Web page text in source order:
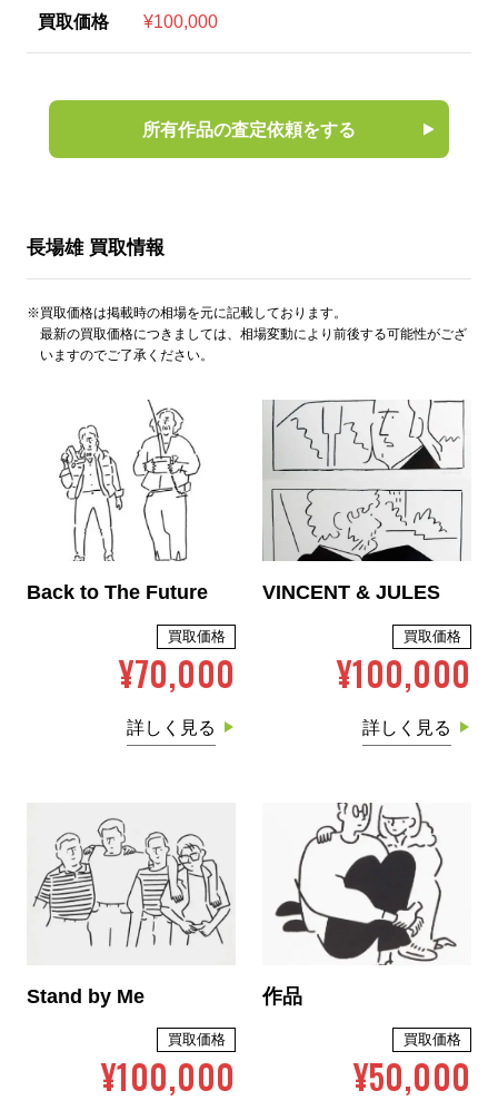
買取価格 ¥100,000
所有作品の査定依頼をする
長場雄 買取情報
※買取価格は掲載時の相場を元に記載しております。
最新の買取価格につきましては、相場変動により前後する可能性がござ
いますのでご了承ください。
Back to The Future
買取価格
¥70,000
詳しく見る
VINCENT & JULES
買取価格
¥100,000
詳しく見る
Stand by Me
買取価格
¥100,000
作品
買取価格
¥50,000